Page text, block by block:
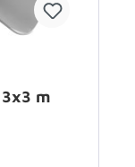
m